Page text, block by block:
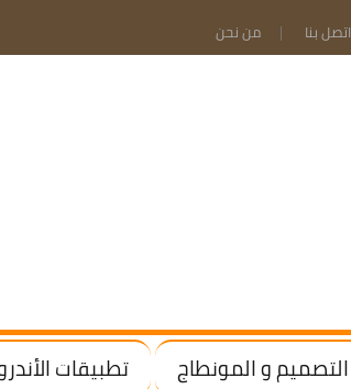
اتصل بنا من نحن
التصميم و المونطاج تطبيقات